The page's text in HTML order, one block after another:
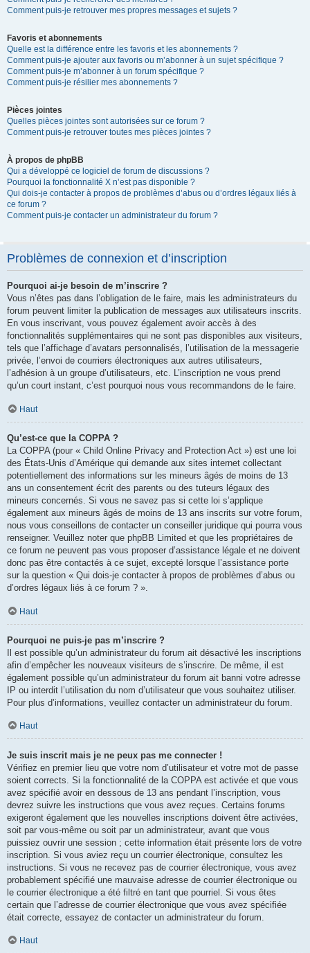
Comment puis-je retrouver mes propres messages et sujets ?
Favoris et abonnements
Quelle est la différence entre les favoris et les abonnements ?
Comment puis-je ajouter aux favoris ou m’abonner à un sujet spécifique ?
Comment puis-je m’abonner à un forum spécifique ?
Comment puis-je résilier mes abonnements ?
Pièces jointes
Quelles pièces jointes sont autorisées sur ce forum ?
Comment puis-je retrouver toutes mes pièces jointes ?
À propos de phpBB
Qui a développé ce logiciel de forum de discussions ?
Pourquoi la fonctionnalité X n’est pas disponible ?
Qui dois-je contacter à propos de problèmes d’abus ou d’ordres légaux liés à
ce forum ?
Comment puis-je contacter un administrateur du forum ?
Problèmes de connexion et d’inscription
Pourquoi ai-je besoin de m’inscrire ?
Vous n’êtes pas dans l’obligation de le faire, mais les administrateurs du
forum peuvent limiter la publication de messages aux utilisateurs inscrits.
En vous inscrivant, vous pouvez également avoir accès à des
fonctionnalités supplémentaires qui ne sont pas disponibles aux visiteurs,
tels que l’affichage d’avatars personnalisés, l’utilisation de la messagerie
privée, l’envoi de courriers électroniques aux autres utilisateurs,
l’adhésion à un groupe d’utilisateurs, etc. L’inscription ne vous prend
qu’un court instant, c’est pourquoi nous vous recommandons de le faire.
Haut
Qu’est-ce que la COPPA ?
La COPPA (pour « Child Online Privacy and Protection Act ») est une loi
des États-Unis d’Amérique qui demande aux sites internet collectant
potentiellement des informations sur les mineurs âgés de moins de 13
ans un consentement écrit des parents ou des tuteurs légaux des
mineurs concernés. Si vous ne savez pas si cette loi s’applique
également aux mineurs âgés de moins de 13 ans inscrits sur votre forum,
nous vous conseillons de contacter un conseiller juridique qui pourra vous
renseigner. Veuillez noter que phpBB Limited et que les propriétaires de
ce forum ne peuvent pas vous proposer d’assistance légale et ne doivent
donc pas être contactés à ce sujet, excepté lorsque l’assistance porte
sur la question « Qui dois-je contacter à propos de problèmes d’abus ou
d’ordres légaux liés à ce forum ? ».
Haut
Pourquoi ne puis-je pas m’inscrire ?
Il est possible qu’un administrateur du forum ait désactivé les inscriptions
afin d’empêcher les nouveaux visiteurs de s’inscrire. De même, il est
également possible qu’un administrateur du forum ait banni votre adresse
IP ou interdit l’utilisation du nom d’utilisateur que vous souhaitez utiliser.
Pour plus d’informations, veuillez contacter un administrateur du forum.
Haut
Je suis inscrit mais je ne peux pas me connecter !
Vérifiez en premier lieu que votre nom d’utilisateur et votre mot de passe
soient corrects. Si la fonctionnalité de la COPPA est activée et que vous
avez spécifié avoir en dessous de 13 ans pendant l’inscription, vous
devrez suivre les instructions que vous avez reçues. Certains forums
exigeront également que les nouvelles inscriptions doivent être activées,
soit par vous-même ou soit par un administrateur, avant que vous
puissiez ouvrir une session ; cette information était présente lors de votre
inscription. Si vous aviez reçu un courrier électronique, consultez les
instructions. Si vous ne recevez pas de courrier électronique, vous avez
probablement spécifié une mauvaise adresse de courrier électronique ou
le courrier électronique a été filtré en tant que pourriel. Si vous êtes
certain que l’adresse de courrier électronique que vous avez spécifiée
était correcte, essayez de contacter un administrateur du forum.
Haut